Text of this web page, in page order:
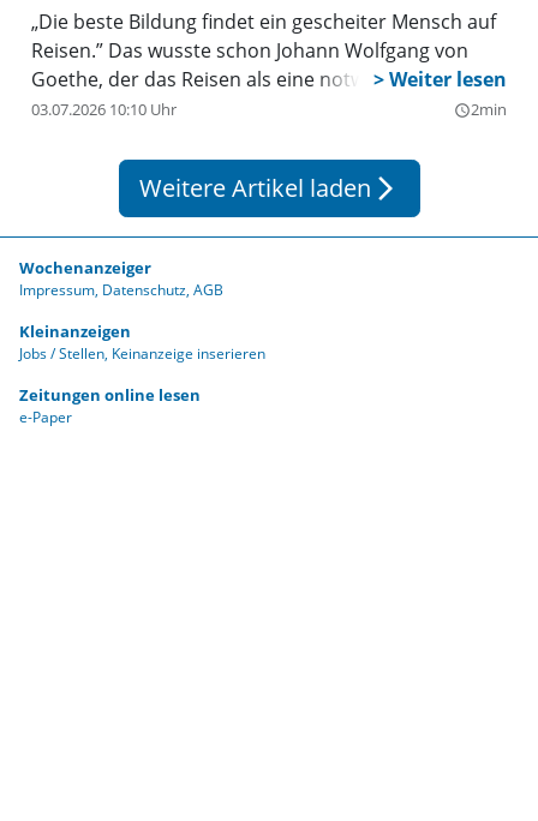
„Die beste Bildung findet ein gescheiter Mensch auf
Reisen.” Das wusste schon Johann Wolfgang von
Goethe, der das Reisen als eine notwendige
Erweiterung des Horizonts und persönliche
Schüleraustausch des Gymnasiums Dorfen mit dem
tschechischen Wichterle-Gymnasium in Ostrava und
mit dem Liceo Keplero in Rom im Rahmen des EU-
dem Gymnasium Dorfen insgesamt 27 Schülerinnen
03.07.2026 10:10 Uhr query_builder2min
Weitere Artikel laden arrow_forward_ios
Wochenanzeiger
Impressum Datenschutz AGB
Kleinanzeigen
Jobs / Stellen Keinanzeige inserieren
Zeitungen online lesen
e-Paper